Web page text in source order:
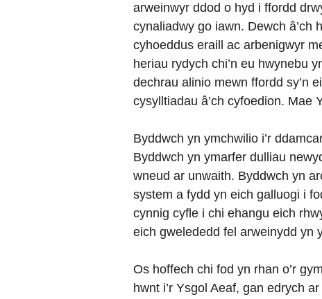
arweinwyr ddod o hyd i ffordd
cynaliadwy go iawn. Dewch â’ch
cyhoeddus eraill ac arbenigwyr
heriau rydych chi’n eu hwynebu
dechrau alinio mewn ffordd sy’n
cysylltiadau â’ch cyfoedion. Mae
Byddwch yn ymchwilio i’r
Byddwch yn ymarfer dulliau
wneud ar unwaith. Byddwch yn
system a fydd yn eich galluogi i
cynnig cyfle i chi ehangu eich
eich gwelededd fel arweinydd yn
Os hoffech chi fod yn rhan o’r
hwnt i’r Ysgol Aeaf, gan edrych